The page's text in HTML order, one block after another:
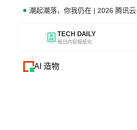
潮起潮落，你我仍在 | 2026 腾讯
TECH DAILY
每日内容报纸化
AI 造物